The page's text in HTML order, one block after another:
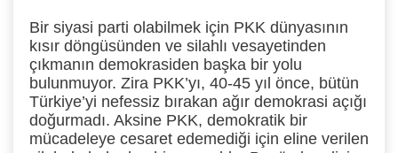
Bir siyasi parti olabilmek için PKK dünyasının
kısır döngüsünden ve silahlı vesayetinden
çıkmanın demokrasiden başka bir yolu
bulunmuyor. Zira PKK’yı, 40-45 yıl önce, bütün
Türkiye’yi nefessiz bırakan ağır demokrasi açığı
doğurmadı. Aksine PKK, demokratik bir
mücadeleye cesaret edemediği için eline verilen